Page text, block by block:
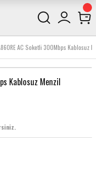
AC Soketli 300Mbps Kablosuz
Kablosuz Menzil